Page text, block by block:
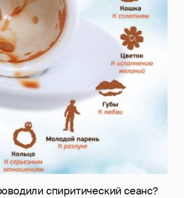
спиритический сеанс?